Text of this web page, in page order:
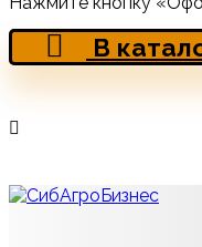
В